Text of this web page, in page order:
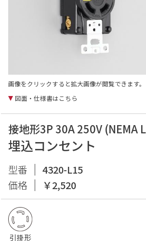
画像をクリックすると拡大画像が閲覧できます。
図面・仕様書はこちら
接地形3P 30A 250V (NEMA
埋込コンセント
型番
4320-L15
価格
￥2,520
引掛形